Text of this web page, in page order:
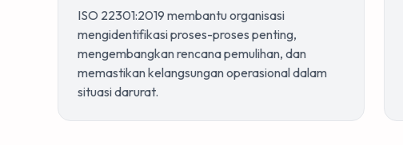
ISO 22301:2019 membantu organisasi
mengidentifikasi proses-proses penting,
mengembangkan rencana pemulihan, dan
memastikan kelangsungan operasional dalam
situasi darurat.